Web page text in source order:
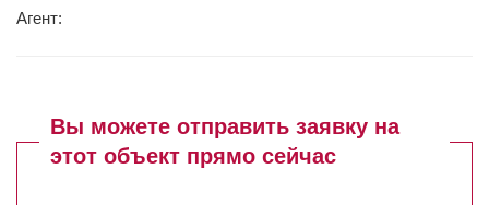
Агент:
Вы можете отправить заявку на
этот объект прямо сейчас